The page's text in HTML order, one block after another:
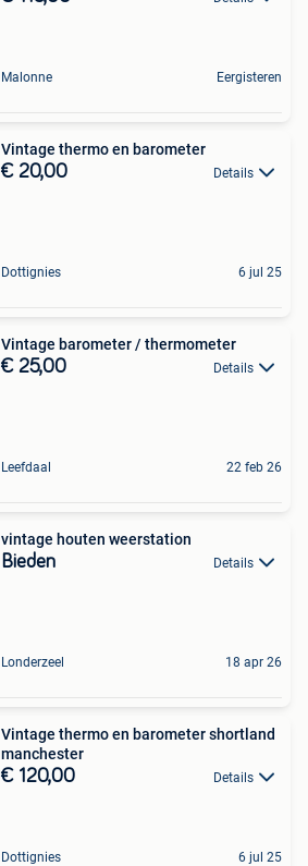
Malonne Eergisteren
Vintage thermo en barometer
€ 20,00 Details
Dottignies 6 jul 25
Vintage barometer / thermometer
€ 25,00 Details
Leefdaal 22 feb 26
vintage houten weerstation
Bieden Details
Londerzeel 18 apr 26
Vintage thermo en barometer shortland
manchester
€ 120,00 Details
Dottignies 6 jul 25